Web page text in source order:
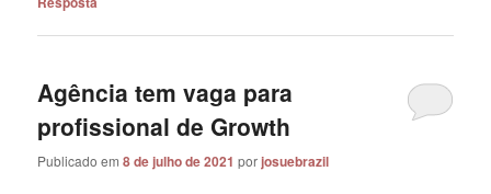
Agência tem vaga para
profissional de Growth
Publicado em8 de julho de 2021 porjosuebrazil